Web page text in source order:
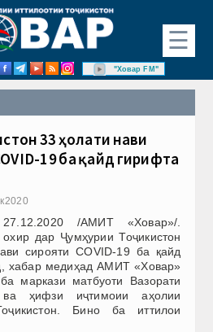
☰
"Ховар FM"
33 ҳолати нави
19 ба қайд гирифта
2020
/АМИТ «Ховар»/.
дар Ҷумҳурии Тоҷикистон
сирояти COVID-19 ба қайд
хабар медиҳад АМИТ «Ховар»
маркази матбуоти Вазорати
ва ҳифзи иҷтимоии аҳолии
Бино ба иттилои